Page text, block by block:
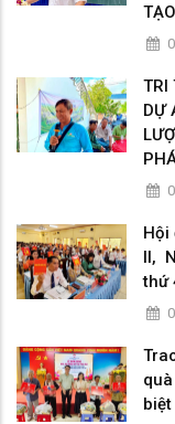
TRI
DỰ
Hội
II,
thứ